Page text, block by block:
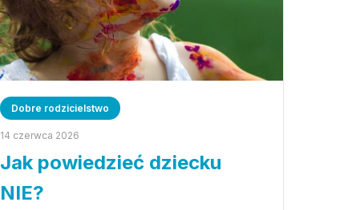
Dobre rodzicielstwo
14 czerwca 2026
Jak powiedzieć dziecku
NIE?